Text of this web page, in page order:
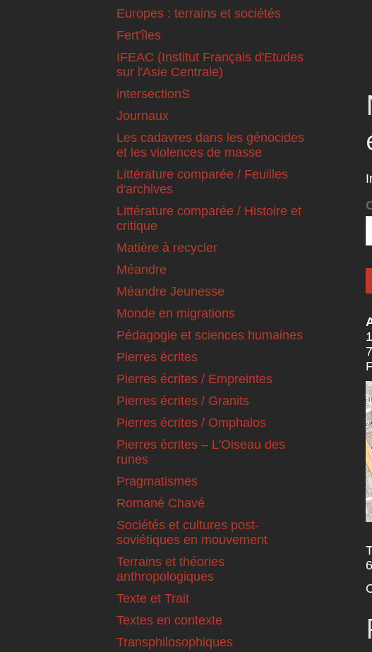
Europes : terrains et sociétés
Fert'îles
IFEAC (Institut Français d'Etudes
sur l'Asie Centrale)
intersectionS
Journaux
Les cadavres dans les génocides
et les violences de masse
Littérature comparée / Feuilles
d'archives
Littérature comparée / Histoire et
critique
Matière à recycler
Méandre
Méandre Jeunesse
Monde en migrations
Pédagogie et sciences humaines
Pierres écrites
Pierres écrites / Empreintes
Pierres écrites / Granits
Pierres écrites / Omphalos
Pierres écrites – L'Oiseau des
runes
Pragmatismes
Romané Chavé
Sociétés et cultures post-
soviétiques en mouvement
Terrains et théories
anthropologiques
Texte et Trait
Textes en contexte
Transphilosophiques